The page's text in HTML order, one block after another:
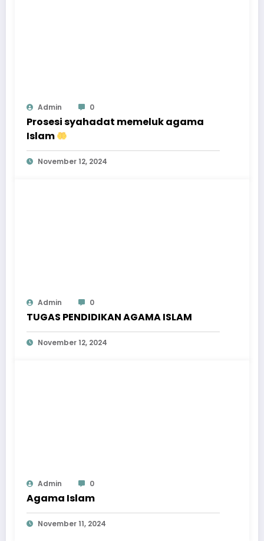
Admin 0
Prosesi syahadat memeluk agama
Islam
November 12, 2024
Admin 0
TUGAS PENDIDIKAN AGAMA ISLAM
November 12, 2024
Admin 0
Agama Islam
November 11, 2024